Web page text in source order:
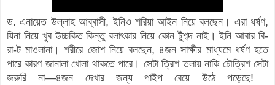
ড. এনায়েত উল্লাহ আব্বাসী, ইনিও শরিয়া আইন নিয়ে বলছেন। এরা ধর্ষণ,
যিনা নিয়ে খুব উচ্চকিত কিন্তু বলাৎকার নিয়ে কোন টুঁশব্দ নাই। ইনি আবার বি-
রা-ট মাওলানা। শরীরে জোশ নিয়ে বলছেন, ৪জন সাক্ষীর মাধ্যমে ধর্ষণ হতে
পারে কারণ জানালা খোলা থাকতে পারে। সেটা ত্রিশ তলায় নাকি চৌত্রিশ সেটা
জরুরি না—৪জন দেখার জন্য পাইপ বেয়ে উঠে পড়েছে!